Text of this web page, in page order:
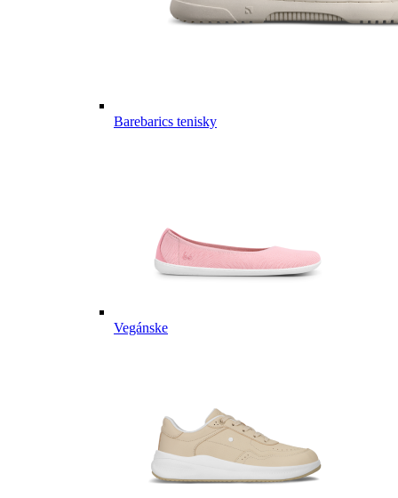
Barebarics tenisky
Vegánske